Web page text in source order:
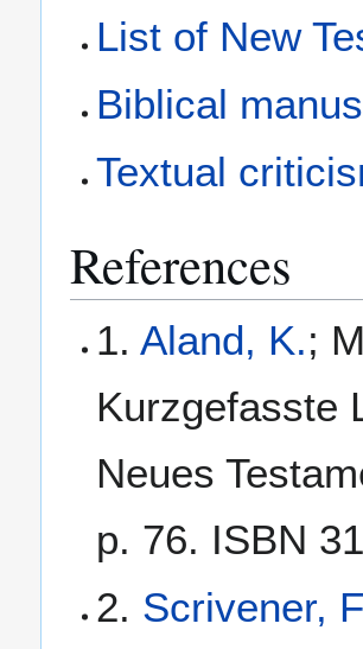
List of New
Biblical
Textual
References
1. Aland, K.;
Kurzgefasste
Neues
p. 76. ISBN
2. Scrivener,